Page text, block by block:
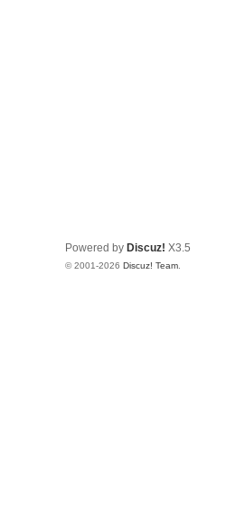
Powered by Discuz! X3.5
© 2001-2026 Discuz! Team